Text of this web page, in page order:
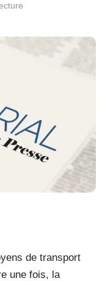
de transport
une fois, la